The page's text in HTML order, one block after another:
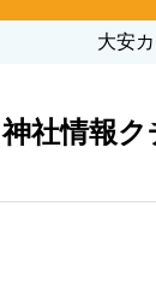
大安
神社情報ク